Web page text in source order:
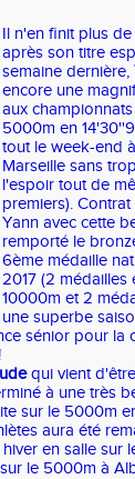
Il n'en finit plus
après son titre
semaine dernière,
encore une
aux
5000m en
tout le week-end
Marseille sans
l'espoir tout de
premiers).
Yann avec cette
remporté le
6ème médaille
2017 (2 médailles
10000m et 2
une superbe
sénior pour la
qui vient
à une très
sur le 5000m
aura été
en salle sur
le 5000m à